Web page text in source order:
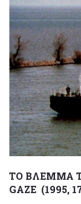
ΤΟ ΒΛΕΜΜΑ
GAZE (1995,